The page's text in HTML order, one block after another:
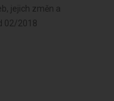
jejich změn a
02/2018